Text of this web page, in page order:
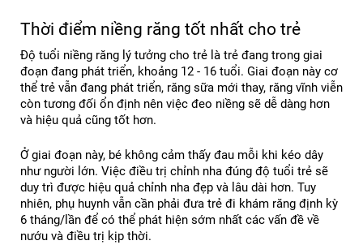
Thời điểm niềng răng tốt nhất cho trẻ
Độ tuổi niềng răng lý tưởng cho trẻ là trẻ đang trong giai
đoạn đang phát triển, khoảng 12 - 16 tuổi. Giai đoạn này cơ
thể trẻ vẫn đang phát triển, răng sữa mới thay, răng vĩnh viễn
còn tương đối ổn định nên việc đeo niềng sẽ dễ dàng hơn
và hiệu quả cũng tốt hơn.
Ở giai đoạn này, bé không cảm thấy đau mỗi khi kéo dây
như người lớn. Việc điều trị chỉnh nha đúng độ tuổi trẻ sẽ
duy trì được hiệu quả chỉnh nha đẹp và lâu dài hơn. Tuy
nhiên, phụ huynh vẫn cần phải đưa trẻ đi khám răng định kỳ
6 tháng/lần để có thể phát hiện sớm nhất các vấn đề về
nướu và điều trị kịp thời.